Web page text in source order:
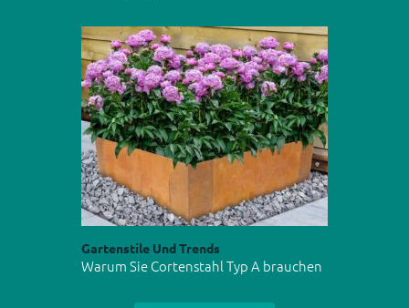
Gartenstile Und Trends
Warum Sie Cortenstahl Typ A brauchen